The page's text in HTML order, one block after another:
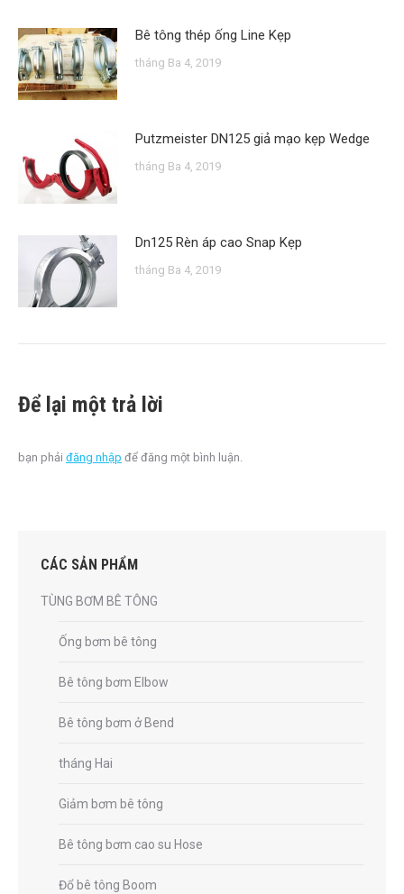
Bê tông thép ống Line Kẹp
tháng Ba 4, 2019
Putzmeister DN125 giả mạo kẹp Wedge
tháng Ba 4, 2019
Dn125 Rèn áp cao Snap Kẹp
tháng Ba 4, 2019
Để lại một trả lời
bạn phải đăng nhập để đăng một bình luận.
CÁC SẢN PHẨM
TÙNG BƠM BÊ TÔNG
Ống bơm bê tông
Bê tông bơm Elbow
Bê tông bơm ở Bend
tháng Hai
Giảm bơm bê tông
Bê tông bơm cao su Hose
Đổ bê tông Boom